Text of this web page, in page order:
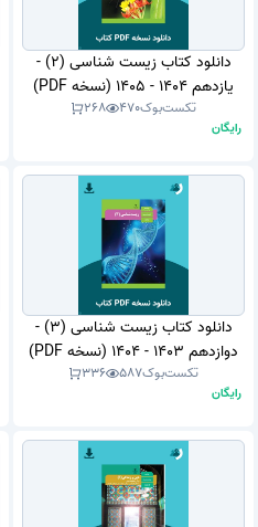
دانلود کتاب زیست شناسی (2) -
یازدهم 1404 - 1405 (نسخه PDF)
تکست‌بوک470
268
رایگان
دانلود کتاب زیست شناسی (3) -
دوازدهم 1403 - 1404 (نسخه PDF)
تکست‌بوک587
336
رایگان